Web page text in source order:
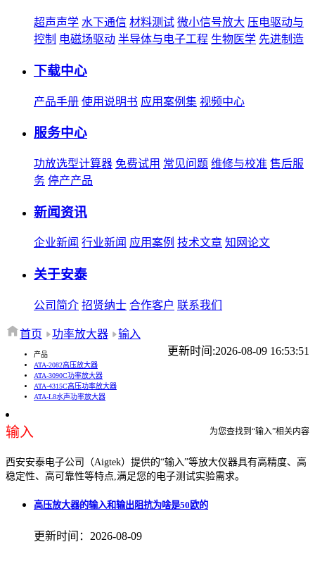
超声声学 水下通信 材料测试 微小信号放大 压电驱动与
控制 电磁场驱动 半导体与电子工程 生物医学 先进制造
下载中心
产品手册 使用说明书 应用案例集 视频中心
服务中心
功放选型计算器 免费试用 常见问题 维修与校准 售后服
务 停产产品
新闻资讯
企业新闻 行业新闻 应用案例 技术文章 知网论文
关于安泰
公司简介 招贤纳士 合作客户 联系我们
首页 功率放大器
输入
更新时间:2026-08-09 16:53:51
产品
ATA-2082高压放大器
ATA-3090C功率放大器
ATA-4315C高压功率放大器
ATA-L8水声功率放大器
输入 为您查找到“输入”相关内容
西安安泰电子公司（Aigtek）提供的“输入”等放大仪器具有高精度、高
稳定性、高可靠性等特点,满足您的电子测试实验需求。
高压放大器的输入和输出阻抗为啥是50欧的
更新时间：2026-08-09